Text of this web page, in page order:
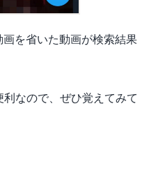
を省いた動画が検索結果
なので、ぜひ覚えてみて